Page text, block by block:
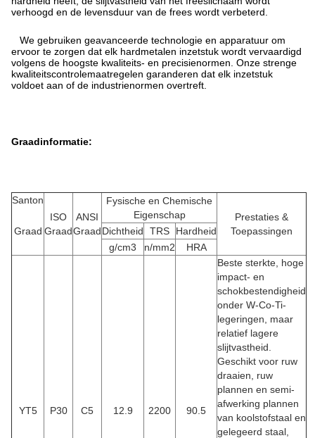
verhoogd en de levensduur van de frees wordt verbeterd.
We gebruiken geavanceerde technologie en apparatuur om
ervoor te zorgen dat elk hardmetalen inzetstuk wordt vervaardigd
volgens de hoogste kwaliteits- en precisienormen. Onze strenge
kwaliteitscontrolemaatregelen garanderen dat elk inzetstuk
voldoet aan of de industrienormen overtreft.
Graadinformatie:
Santon
Graad
ISO
Graad
ANSI
Graad
Fysische en Chemische
Eigenschap
Prestaties &
Toepassingen
Dichtheid TRS
Hardheid
g/cm3
n/mm2 HRA
YT5 P30 C5 12.9 2200 90.5
Beste sterkte, hoge
impact- en
schokbestendigheid
onder W-Co-Ti-
legeringen, maar
relatief lagere
slijtvastheid.
Geschikt voor ruw
draaien, ruw
plannen en semi-
afwerking plannen
van koolstofstaal en
gelegeerd staal,